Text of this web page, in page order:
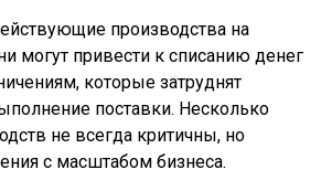
производства на
могут привести к списанию денег
которые затруднят
поставки. Несколько
не всегда критичны, но
с масштабом бизнеса.